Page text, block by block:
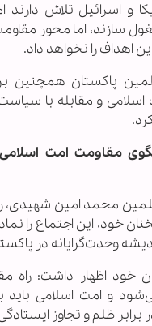
و اسرائیل تلاش دارند
سازند، اما محور
اهداف را نخواهد داد.
پاکستان همچنین
و مقابله با سیاست
مقاومت امت اسلامی
محمد امین شهیدی،
خود، این اجتماع را
وحدت‌گرایانه در
خود اظهار داشت: راه
و امت اسلامی باید
برابر ظلم و تجاوز